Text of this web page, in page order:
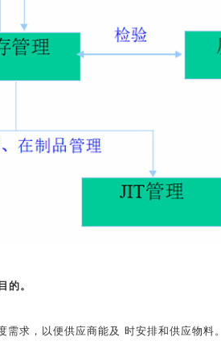
的。
求，以便供应商能及 时安排和供应物料。